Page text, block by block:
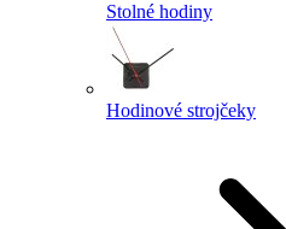
Stolné hodiny
Hodinové strojčeky